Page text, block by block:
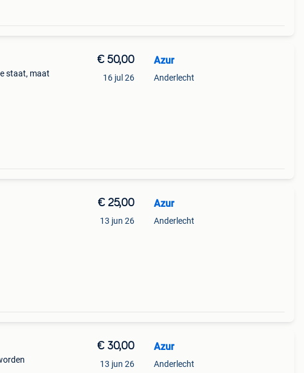
staat, maat
€ 50,00
16 jul 26
Azur
Anderlecht
€ 25,00
13 jun 26
Azur
Anderlecht
€ 30,00
13 jun 26
Azur
Anderlecht